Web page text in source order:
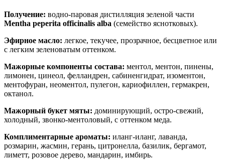
Получение: водно-паровая дистилляция зеленой части
Mentha peperita officinalis alba (семейство яснотковых).
Эфирное масло: легкое, текучее, прозрачное, бесцветное или
с легким зеленоватым оттенком.
Мажорные компоненты состава: ментол, ментон, пинены,
лимонен, цинеол, фелландрен, сабиненгидрат, изоментон,
ментофуран, неоментол, пулегон, кариофиллен, гермакрен,
октанол.
Мажорный букет мяты: доминирующий, остро-свежий,
холодный, звонко-ментоловый, с оттенком меда.
Комплиментарные ароматы: иланг-иланг, лаванда,
розмарин, жасмин, герань, цитронелла, базилик, бергамот,
лиметт, розовое дерево, мандарин, имбирь.